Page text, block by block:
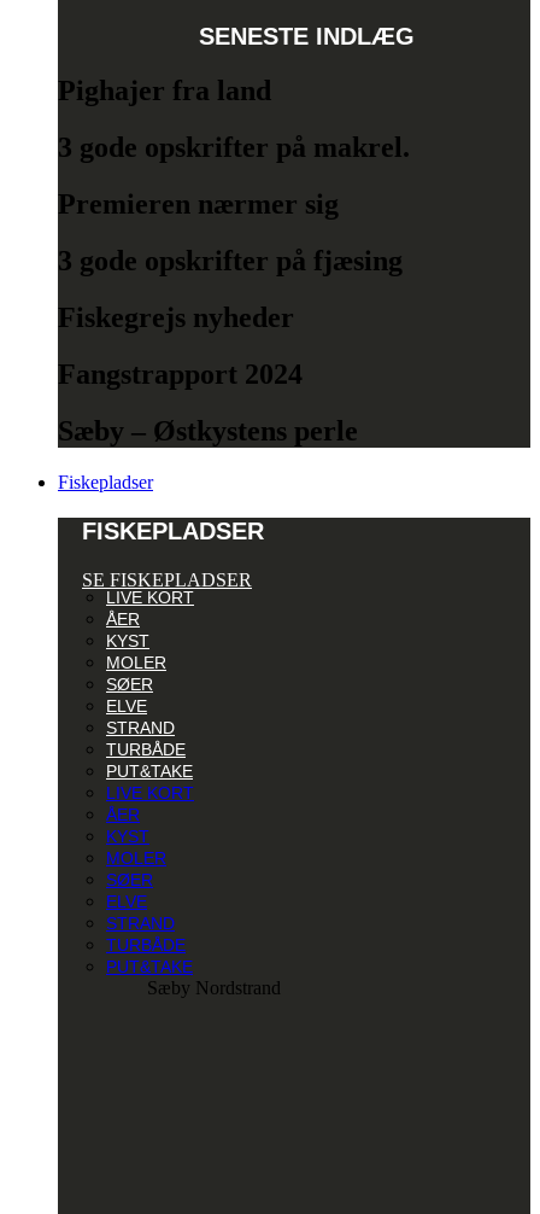
SENESTE INDLÆG
Pighajer fra land
3 gode opskrifter på makrel.
Premieren nærmer sig
3 gode opskrifter på fjæsing
Fiskegrejs nyheder
Fangstrapport 2024
Sæby – Østkystens perle
Fiskepladser
FISKEPLADSER
SE FISKEPLADSER
LIVE KORT
ÅER
KYST
MOLER
SØER
ELVE
STRAND
TURBÅDE
PUT&TAKE
LIVE KORT
ÅER
KYST
MOLER
SØER
ELVE
STRAND
TURBÅDE
PUT&TAKE
Sæby Nordstrand